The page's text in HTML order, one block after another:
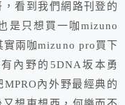
看到我們網路刊登的
是只想買一咖mizuno
實兩咖mizuno pro買下
內野的5DNA坂本勇
內外野最經典的